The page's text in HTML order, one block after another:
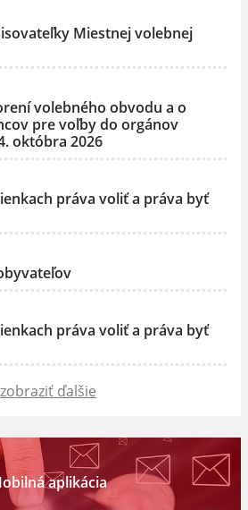
Miestnej volebnej
volebného obvodu a o
pre voľby do orgánov
októbra 2026
práva voliť a práva byť
práva voliť a práva byť
zobraziť ďalšie
aplikácia